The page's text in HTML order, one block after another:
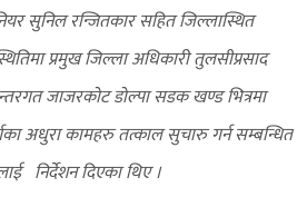
सुनिल रन्जितकार सहित जिल्लास्थित
प्रमुख जिल्ला अधिकारी तुलसीप्रसाद
जाजरकोट डोल्पा सडक खण्ड भित्रमा
अधुरा कामहरु तत्काल सुचारु गर्न सम्बन्धित
निर्देशन दिएका थिए ।